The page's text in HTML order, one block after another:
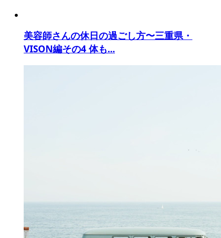
美容師さんの休日の過ごし方〜三重県・
VISON編その4 体も...